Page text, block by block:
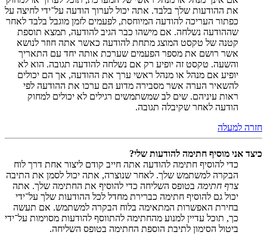
את ההודעות שלך בלבד. אתה יכול לערוך הודעה על־ידי לחיצה על
כפתור העריכה להודעה המיוחסת, לפעמים לזמן מוגבל בלבד לאחר
שההודעה נשלחה. אם מישהו כבר הגיב להודעה, תמצא תוספת
קטנה של טקסט המוצג מתחת להודעה כאשר אתה חוזר לנושא
אשר רושם את מספר הפעמים שערכת אותה יחד עם התאריך
והשעה. טקסט זה יופיע רק אם נשלחה להודעה תגובה. הוא לא
יופיע אם מנהל או מנהל ראשי ערך את ההודעה, אך הם יכולים
להשאיר הערה אשר מסבירה מדוע הם ערכו את ההודעה לפי
ראות עיניהם. שים לב שמשתמשים רגילים לא יכולים למחוק
הודעה לאחר שקיבלה תגובה.
חזרה למעלה
כיצד אני מוסיף חתימה להודעות שלי?
כדי להוסיף חתימה להודעה אתה חייב קודם ליצור אחת דרך לוח
הבקרה למשתמש שלך. לאחר שנוצרה, אתה יכול לסמן את התיבה
צרף חתימה בטופס השליחה כדי להוסיף את החתימה שלך. אתה
יכול גם להוסיף חתימה כברירת מחדל לכל ההודעות שלך על־ידי
בחירת האפשרות המתאימה בלוח הבקרה למשתמש. אם תעשה
כך, תוכל עדיין למנוע מהחתימה להתווסף להודעות מסוימות על־ידי
ביטול הסימון לתיבת הוספת החתימה בטופס השליחה.